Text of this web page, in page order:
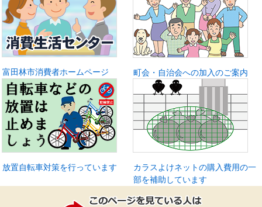
富田林市消費者ホームページ 町会・自治会への加入のご案内
放置自転車対策を行っています
カラスよけネットの購入費用の一
部を補助しています